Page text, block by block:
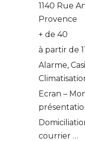
1140 Rue
Provence
+ de 40
à partir de
Alarme,
Ecran –
courrier …